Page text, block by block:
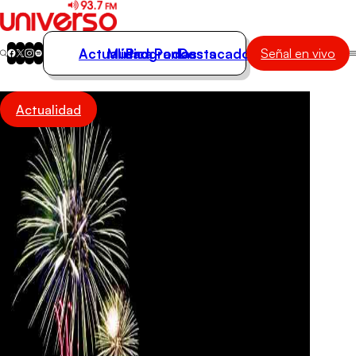
Actualidad
Música
Programas
Podcasts
Destacados
Actualidad
Música
Programas
Podcasts
Destacados Señal en vivo
Actualidad